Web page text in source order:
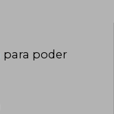
para poder